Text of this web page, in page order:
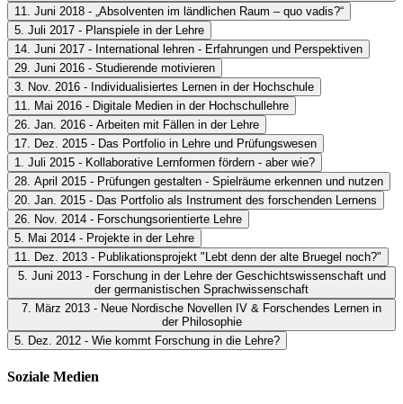
Dokumentation_MG_180718.pdf
11. Juni 2018 - „Absolventen im ländlichen Raum – quo vadis?“
Dokumentation MG 110618.pdf
5. Juli 2017 - Planspiele in der Lehre
Dokumentation_MG_050717.pdf
14. Juni 2017 - International lehren - Erfahrungen und Perspektiven
Dokumentation_MG_140617.pdf
29. Juni 2016 - Studierende motivieren
Studierende motivierenImpulsvorträge von Dr. Fay Geisler
(Psychologie) und Dorthe G. A. Hartmann
(Rechtswissenschaften)
Präsentation von Dorte G. A. Hartmann
Präsentation von Dr. phil. Fay C. M. Geisler , Dipl.-Psych.
3. Nov. 2016 - Individualisiertes Lernen in der Hochschule
Dokumentation_Mittagsgespraeche.pdf
11. Mai 2016 - Digitale Medien in der Hochschullehre
Fazit der Mittagsgespräche von PD Dr. Anette Hiemisch
Präsentation: PD Dr. Anette Hiemisch, Psychologie:
Statistikhilfe mit Moodle
Fazit der Mittagsgespräche von Dr. Mascha Hansen
Präsentation: Dr. Mascha Hansen, Anglistik/Amerikanistik:
Prüfungsvorbereitung mit Wikis
26. Jan. 2016 - Arbeiten mit Fällen in der Lehre
„Arbeiten mit Fällen in der Lehre“Impulsvorträge von Maud
Partecke (Klinik für Anästhesiologie und Intensivmedizin)
und Prorektor Prof. Dr. Wolfgang Joecks (Jura)
17. Dez. 2015 - Das Portfolio in Lehre und Prüfungswesen
„Das Portfolio in Lehre und Prüfungswesen“Impulsvorträge
von Stephanie Schacke, Ecaterina Istrati und Jörg Holten
(Kommunikationswissenschaft) und Prof. Dr. Marko
Pantermöller (Fennistik)
1. Juli 2015 - Kollaborative Lernformen fördern - aber wie?
„Kollaborative Lernformen fördern – aber
wie?“Impulsreferate von Prof. Dr. Philipp Harfst
(Politikwissenschaft) und Dr. Andreas Ruwe (Theologie)
28. April 2015 - Prüfungen gestalten - Spielräume erkennen und nutzen
„Prüfungen gestalten – Spielräume erkennen und
nutzen“Impulsvorträge von Ulrike Bruhn (BMBF-Projekt
interStudies), Doreen Hallex (Leiterin des Zentralen
Prüfungsamtes)
20. Jan. 2015 - Das Portfolio als Instrument des forschenden Lernens
„Das Portfolio als Instrument des Forschenden
Lernens“Impulsreferate von Ulrike Bruhn (BMBF-Projekt
interStudies), Jörg Holten (Kommunikationswissenschaft) und
Dr. Sabine Schweder (Erziehungswissenschaft)
26. Nov. 2014 - Forschungsorientierte Lehre
„Forschungsorientierte Lehre“Impulsvorträge von Dr. Irmgard
Blindow (Biologie) und Berit Glanz (Fennistik)
5. Mai 2014 - Projekte in der Lehre
„Projekte in der Lehre“Impulsreferate von Vira Makovska
(Slawistik) und Adrienne Crommelin (BMBF-Projekt
interStudies)
11. Dez. 2013 - Publikationsprojekt "Lebt denn der alte Bruegel noch?"
Fazit der MittagsgesprächeImpulsreferate von Philip Kaysers
(Slawistik) und Dr. Stefan Ewert (Politikwissenschaft)
5. Juni 2013 - Forschung in der Lehre der Geschichtswissenschaft und
der germanistischen Sprachwissenschaft
Fazit der MittagsgesprächeImpulsreferate von Prof. Dr. Jürgen
Schiewe (Germanistische Sprachwissenschaft) und Dr. Jörg
Driesner (Historisches Institut)
7. März 2013 - Neue Nordische Novellen IV & Forschendes Lernen in
der Philosophie
Fazit der MittagsgesprächeImpulsreferate von Yvonne
Bindrim (Fennistik) und Prof. Dr. Micha Werner
(Philosophie)
5. Dez. 2012 - Wie kommt Forschung in die Lehre?
Fazit der Mittagsgespräche
Soziale Medien